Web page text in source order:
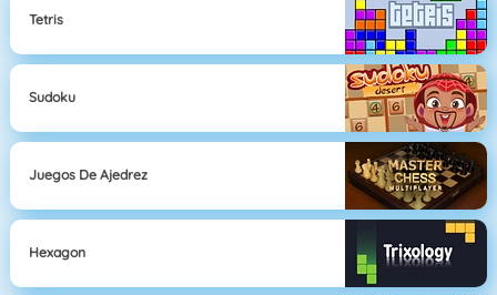
Tetris
Sudoku
Juegos De Ajedrez
Hexagon